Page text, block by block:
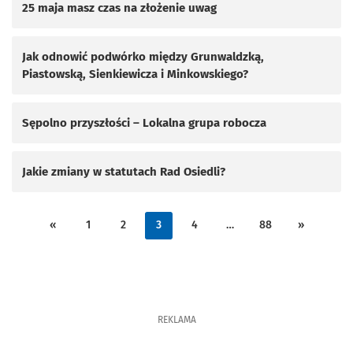
25 maja masz czas na złożenie uwag
Jak odnowić podwórko między Grunwaldzką,
Piastowską, Sienkiewicza i Minkowskiego?
Sępolno przyszłości – Lokalna grupa robocza
Jakie zmiany w statutach Rad Osiedli?
« 1 2 3 4 … 88 »
REKLAMA